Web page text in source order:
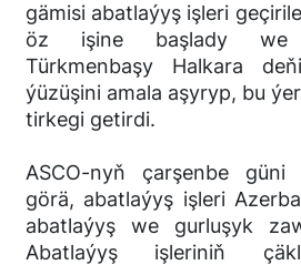
gämisi abatlaýyş işleri
öz işine başlady we
Türkmenbaşy Halkara
ýüzüşini amala aşyryp, bu
tirkegi getirdi.
ASCO-nyň çarşenbe güni
görä, abatlaýyş işleri
abatlaýyş we gurluşyk
Abatlaýyş işleriniň